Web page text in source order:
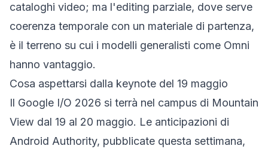
cataloghi video; ma l'editing parziale, dove serve
coerenza temporale con un materiale di partenza,
è il terreno su cui i modelli generalisti come Omni
hanno vantaggio.
Cosa aspettarsi dalla keynote del 19 maggio
Il Google I/O 2026 si terrà nel campus di Mountain
View dal 19 al 20 maggio. Le anticipazioni di
Android Authority, pubblicate questa settimana,